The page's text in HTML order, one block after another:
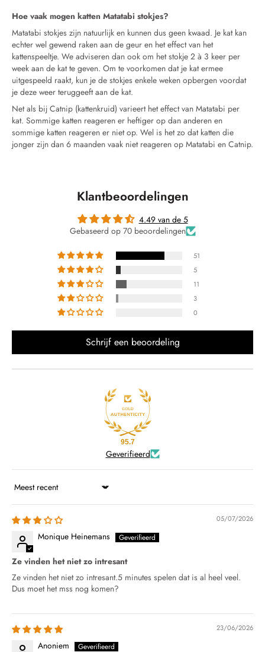
Hoe vaak mogen katten Matatabi stokjes?
Matatabi stokjes zijn natuurlijk en kunnen dus geen kwaad. Je kat kan
echter wel gewend raken aan de geur en het effect van het
kattenspeeltje. We adviseren dan ook om het stokje 2 à 3 keer per
week aan de kat te geven. Om te voorkomen dat je kat ermee
uitgespeeld raakt, kun je de stokjes enkele weken opbergen voordat
je deze weer teruggeeft aan de kat.
Net als bij Catnip (kattenkruid) varieert het effect van Matatabi per
kat. Sommige katten reageren er heftiger op dan anderen en
sommige katten reageren er niet op. Wel is het zo dat katten die
jonger zijn dan 6 maanden vaak niet reageren op Matatabi en Catnip.
Klantbeoordelingen
4.49 van de 5
Gebaseerd op 70 beoordelingen
51
5
11
3
0
Schrijf een beoordeling
95.7
Geverifieerd
Sort by
05/07/2026
Monique Heinemans
Ze vinden het niet zo intresant
Ze vinden het niet zo intresant.5 minutes spelen dat is al heel veel.
Dus moet het mss nog komen?
23/06/2026
Anoniem